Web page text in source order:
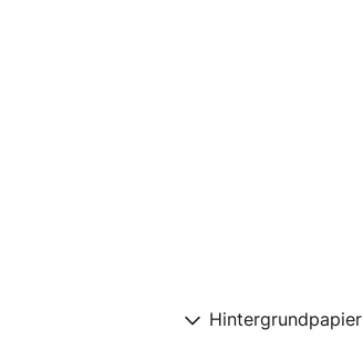
Hintergrundpapier